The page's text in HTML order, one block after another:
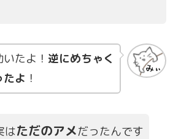
たよ！ 逆にめちゃく
たよ ！
はただのアメだったんです